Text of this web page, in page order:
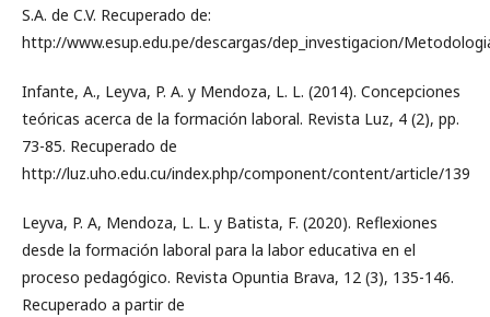
S.A. de C.V. Recuperado de:
http://www.esup.edu.pe/descargas/dep_investigacion/
Infante, A., Leyva, P. A. y Mendoza, L. L. (2014). Concepciones
teóricas acerca de la formación laboral. Revista Luz, 4 (2), pp.
73-85. Recuperado de
http://luz.uho.edu.cu/index.php/component/content/article/139
Leyva, P. A, Mendoza, L. L. y Batista, F. (2020). Reflexiones
desde la formación laboral para la labor educativa en el
proceso pedagógico. Revista Opuntia Brava, 12 (3), 135-146.
Recuperado a partir de